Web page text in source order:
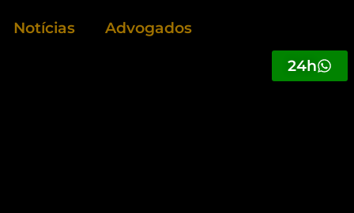
Notícias Advogados
24h